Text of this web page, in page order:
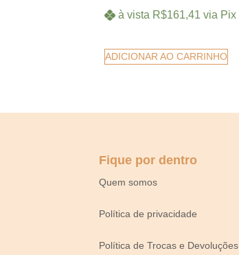
à vista R$161,41 via Pix
ADICIONAR AO CARRINHO
Fique por dentro
Quem somos
Política de privacidade
Política de Trocas e Devoluções